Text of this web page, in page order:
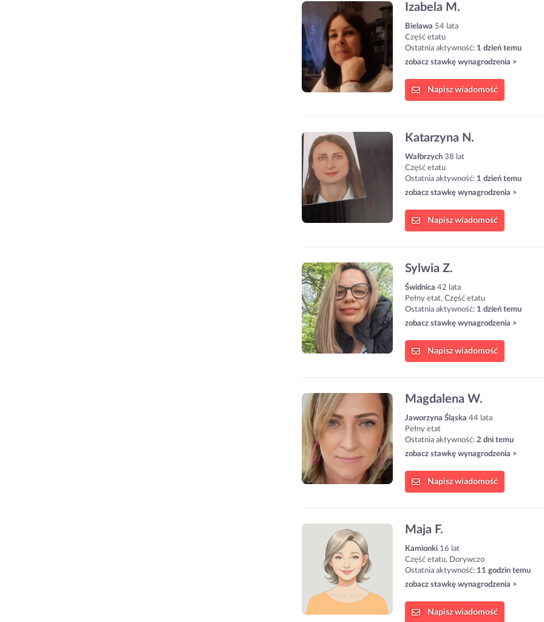
Izabela M.
Bielawa 54 lata
Część etatu
Ostatnia aktywność: 1 dzień temu
zobacz stawkę wynagrodzenia >
Napisz wiadomość
Katarzyna N.
Wałbrzych 38 lat
Część etatu
Ostatnia aktywność: 1 dzień temu
zobacz stawkę wynagrodzenia >
Napisz wiadomość
Sylwia Z.
Świdnica 42 lata
Pełny etat, Część etatu
Ostatnia aktywność: 1 dzień temu
zobacz stawkę wynagrodzenia >
Napisz wiadomość
Magdalena W.
Jaworzyna Śląska 44 lata
Pełny etat
Ostatnia aktywność: 2 dni temu
zobacz stawkę wynagrodzenia >
Napisz wiadomość
Maja F.
Kamionki 16 lat
Część etatu, Dorywczo
Ostatnia aktywność: 11 godzin temu
zobacz stawkę wynagrodzenia >
Napisz wiadomość